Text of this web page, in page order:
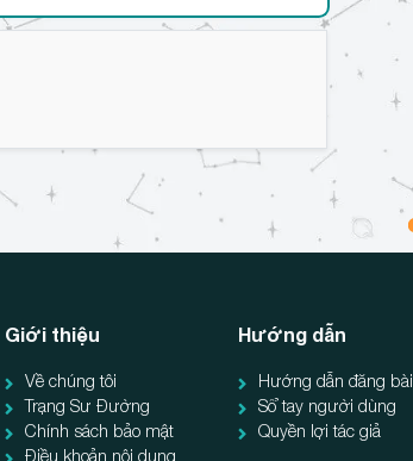
Giới thiệu
Về chúng tôi
Trạng Sư Đường
Chính sách bảo mật
Điều khoản nội dung
Hướng dẫn
Hướng dẫn đăng bài
Sổ tay người dùng
Quyền lợi tác giả